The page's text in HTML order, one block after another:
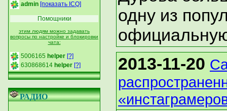
admin [показать ICQ]
Помощники
этим людям можно задавать
вопросы по настройке и блокировки
чата:
5006165 helper [?]
630868614 helper [?]
РАДИО
одну из
2013-11-20